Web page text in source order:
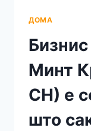
ДОМА
Минт
СН) е
што